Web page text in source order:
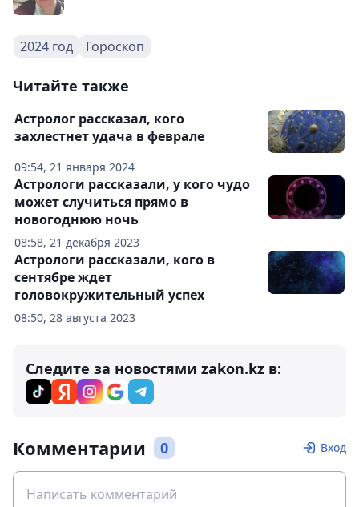
2024 год Гороскоп
Читайте также
09:54, 21 января 2024
Астролог рассказал, кого
захлестнет удача в феврале
08:58, 21 декабря 2023
Астрологи рассказали, у кого чудо
может случиться прямо в
новогоднюю ночь
08:50, 28 августа 2023
Астрологи рассказали, кого в
сентябре ждет
головокружительный успех
Следите за новостями zakon.kz в:
Комментарии 0 Вход